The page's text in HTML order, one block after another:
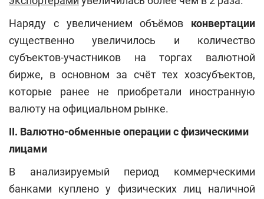
Наряду с увеличением объёмов конвертации
существенно увеличилось и количество
субъектов-участников на торгах валютной
бирже, в основном за счёт тех хозсубъектов,
которые ранее не приобретали иностранную
валюту на официальном рынке.
II. Валютно-обменные операции с физическими
лицами
В анализируемый период коммерческими
банками куплено у физических лиц наличной